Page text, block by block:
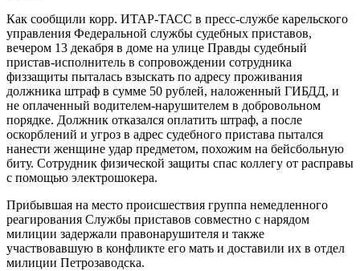
Как сообщили корр. ИТАР-ТАСС в пресс-службе карельского
управления Федеральной службы судебных приставов,
вечером 13 декабря в доме на улице Правды судебный
пристав-исполнитель в сопровождении сотрудника
физзащиты пыталась взыскать по адресу проживания
должника штраф в сумме 50 рублей, наложенный ГИБДД, и
не оплаченный водителем-нарушителем в добровольном
порядке. Должник отказался оплатить штраф, а после
оскорблений и угроз в адрес судебного пристава пытался
нанести женщине удар предметом, похожим на бейсбольную
биту. Сотрудник физической защиты спас коллегу от расправы
с помощью электрошокера.
Прибывшая на место происшествия группа немедленного
реагирования Службы приставов совместно с нарядом
милиции задержали правонарушителя и также
участвовавшую в конфликте его мать и доставили их в отдел
милиции Петрозаводска.